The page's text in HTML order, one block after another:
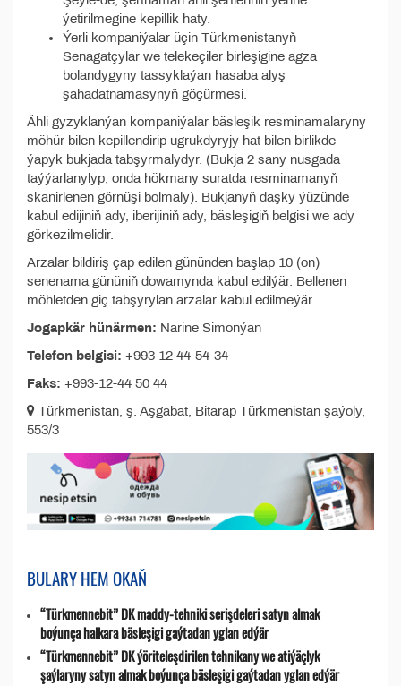
ýetirilmegine kepillik haty.
Ýerli kompaniýalar üçin Türkmenistanyň
Senagatçylar we telekeçiler birleşigine agza
bolandygyny tassyklaýan hasaba alyş
şahadatnamasynyň göçürmesi.
Ähli gyzyklanýan kompaniýalar bäsleşik resminamalaryny
möhür bilen kepillendirip ugrukdyryjy hat bilen birlikde
ýapyk bukjada tabşyrmalydyr. (Bukja 2 sany nusgada
taýýarlanylyp, onda hökmany suratda resminamanyň
skanirlenen görnüşi bolmaly). Bukjanyň daşky ýüzünde
kabul edijiniň ady, iberijiniň ady, bäsleşigiň belgisi we ady
görkezilmelidir.
Arzalar bildiriş çap edilen gününden başlap 10 (on)
senenama gününiň dowamynda kabul edilýär. Bellenen
möhletden giç tabşyrylan arzalar kabul edilmeýär.
Jogapkär hünärmen: Narine Simonýan
Telefon belgisi: +993 12 44-54-34
Faks: +993-12-44 50 44
Türkmenistan, ş. Aşgabat, Bitarap Türkmenistan şaýoly,
553/3
BULARY HEM OKAŇ
“Türkmennebit” DK maddy-tehniki serişdeleri satyn almak
boýunça halkara bäsleşigi gaýtadan yglan edýär
“Türkmennebit” DK ýöriteleşdirilen tehnikany we atiýäçlyk
şaýlaryny satyn almak boýunça bäsleşigi gaýtadan yglan edýär